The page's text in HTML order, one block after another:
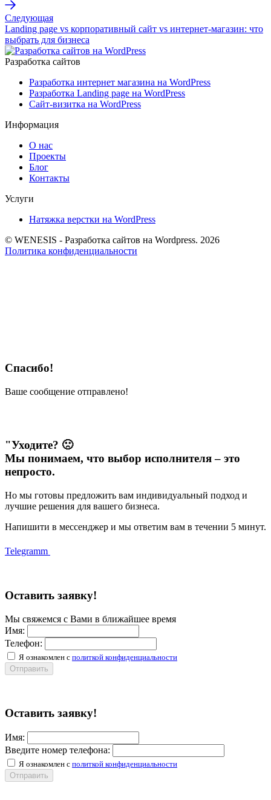
Следующая
Landing page vs корпоративный сайт vs интернет-магазин: что
выбрать для бизнеса
Разработка сайтов
Разработка интернет магазина на WordPress
Разработка Landing page на WordPress
Сайт-визитка на WordPress
Информация
О нас
Проекты
Блог
Контакты
Услуги
Натяжка верстки на WordPress
© WENESIS - Разработка сайтов на Wordpress. 2026
Политика конфиденциальности
Спасибо!
Ваше сообщение отправлено!
"Уходите? 🙁
Мы понимаем, что выбор исполнителя – это
непросто.
Но мы готовы предложить вам индивидуальный подход и
лучшие решения для вашего бизнеса.
Напишити в мессенджер и мы ответим вам в течении 5 минут.
Telegramm
Оставить заявку!
Мы свяжемся с Вами в ближайшее время
Имя:
Телефон:
Я ознакомлен с политкой конфиденциальности
Отправить
Оставить заявку!
Имя:
Введите номер телефона:
Я ознакомлен с политкой конфиденциальности
Отправить